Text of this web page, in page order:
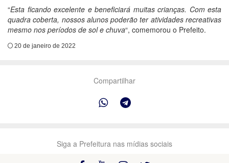
“Esta ficando excelente e beneficiará muitas crianças. Com esta
quadra coberta, nossos alunos poderão ter atividades recreativas
mesmo nos períodos de sol e chuva“, comemorou o Prefeito.
20 de janeiro de 2022
Compartilhar
Siga a Prefeitura nas mídias sociais